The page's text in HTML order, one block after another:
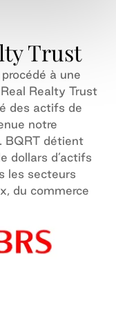
Trust
à une
Realty Trust
des actifs de
notre
BQRT détient
dollars d’actifs
les secteurs
du commerce